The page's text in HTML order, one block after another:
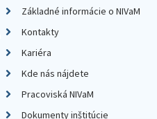
Základné informácie o NIVaM
Kontakty
Kariéra
Kde nás nájdete
Pracoviská NIVaM
Dokumenty inštitúcie